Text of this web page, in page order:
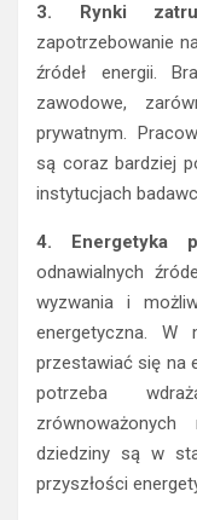
3. Rynki
zapotrzebowanie
źródeł energii.
zawodowe,
prywatnym.
są coraz bardziej
instytucjach
4. Energetyka
odnawialnych
wyzwania i
energetyczna. W
przestawiać się na
potrzeba
dziedziny są w
przyszłości